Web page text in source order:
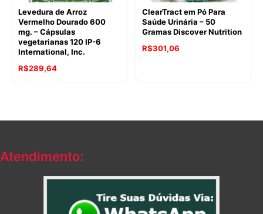
Levedura de Arroz
Vermelho Dourado 600
mg. – Cápsulas
vegetarianas 120 IP-6
International, Inc.
O
R$289,64O
ClearTract em Pó Para
Saúde Urinária – 50
Gramas Discover Nutrition
R$301,06
Atendimento: